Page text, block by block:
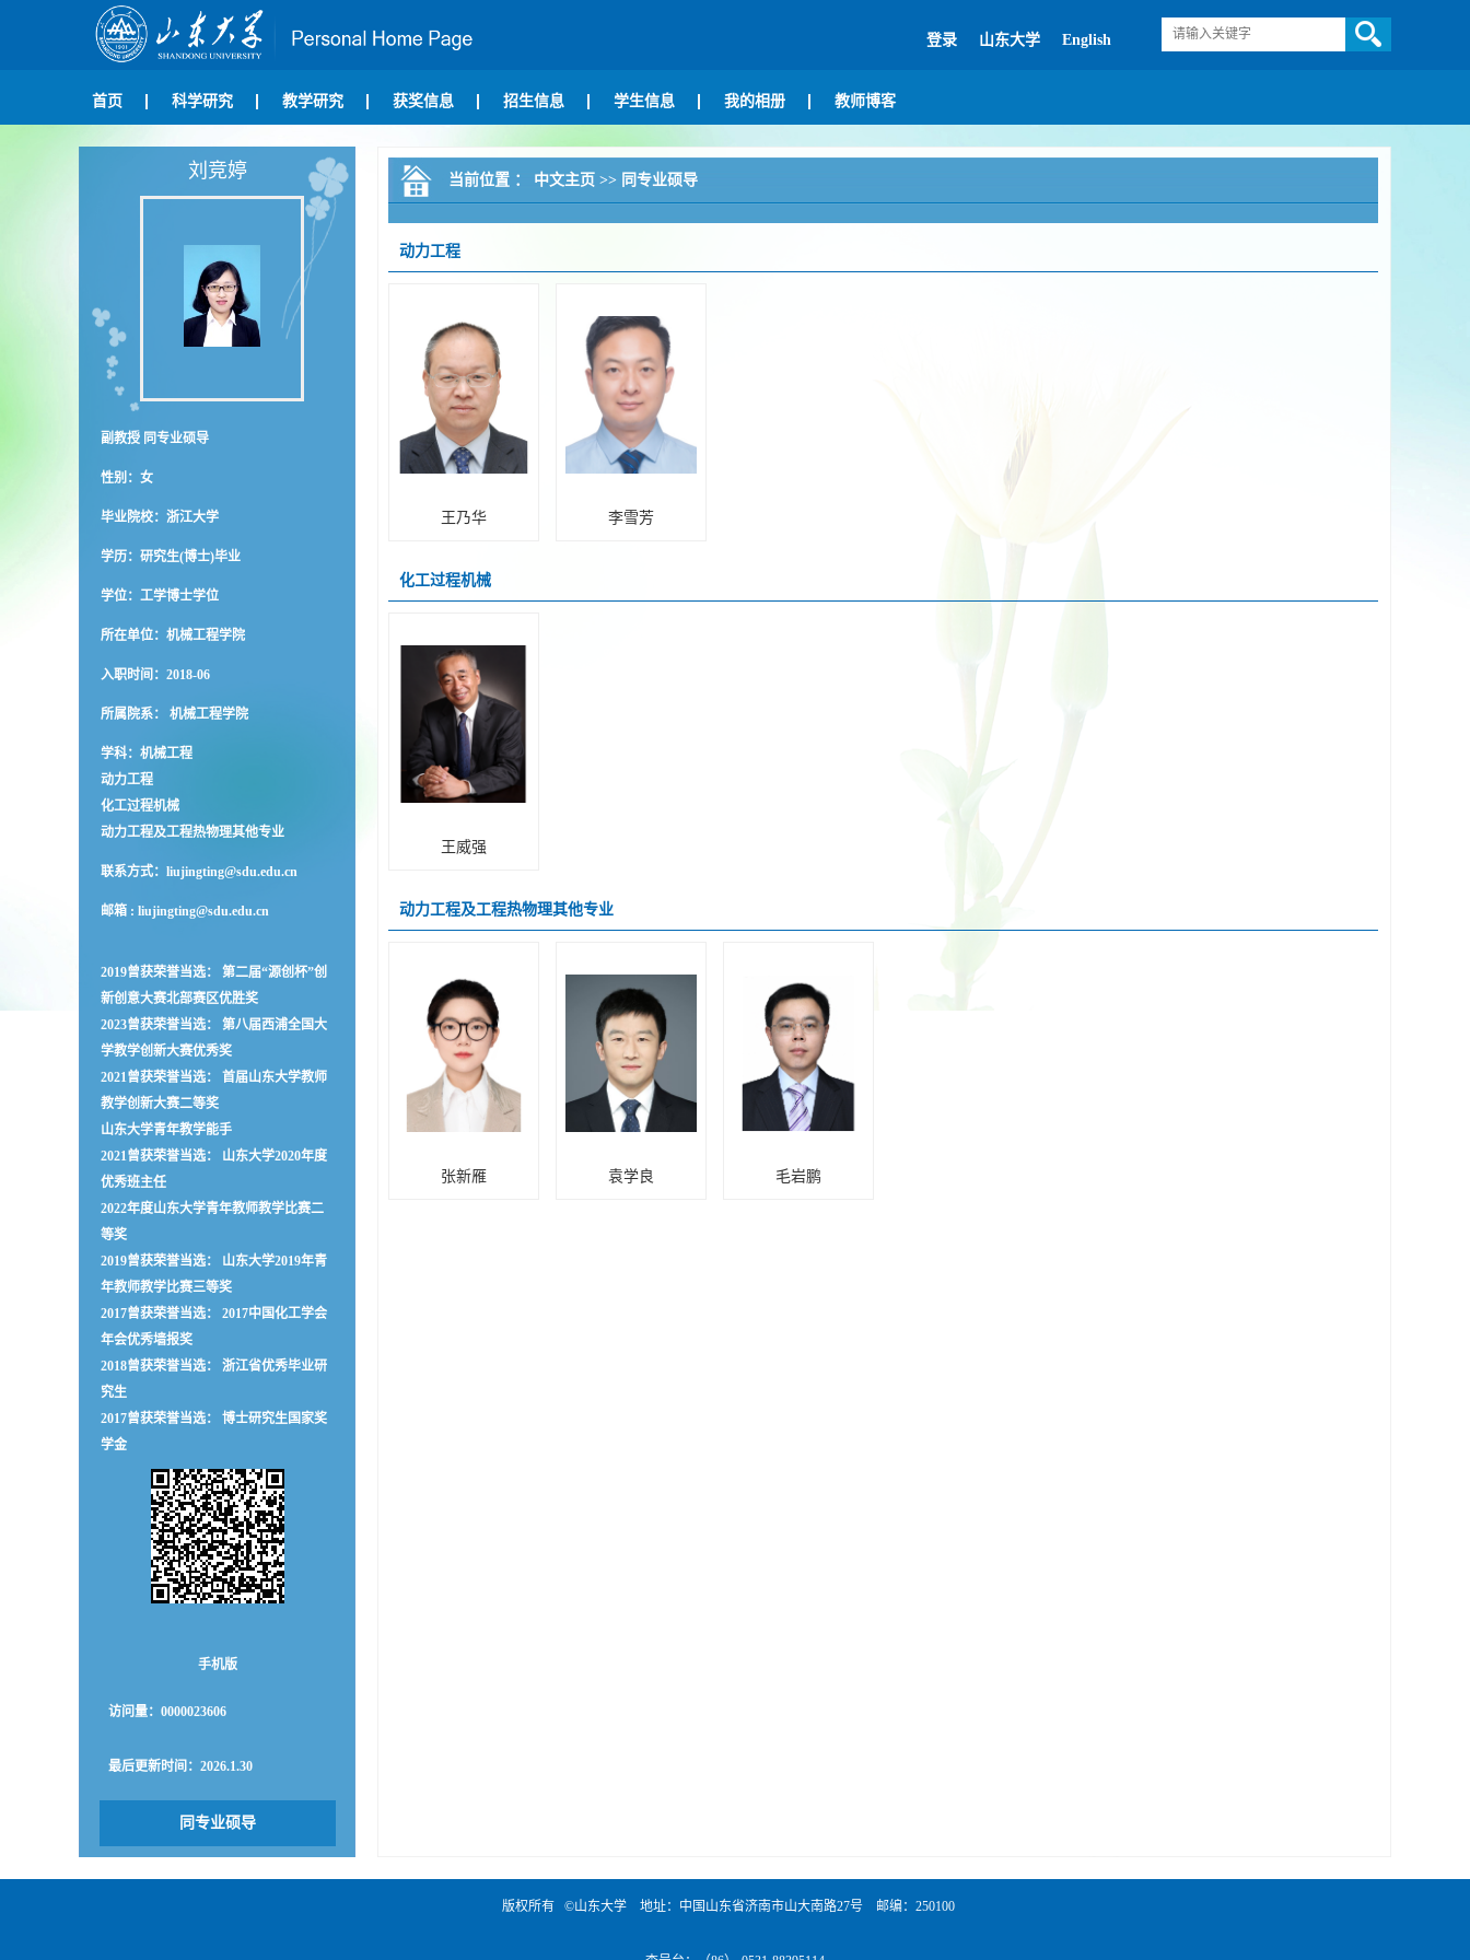
登录 山东大学 English
首页 科学研究 教学研究 获奖信息 招生信息 学生信息 我的相册 教师博客
刘竞婷
副教授 同专业硕导
性别：女
毕业院校：浙江大学
学历：研究生(博士)毕业
学位：工学博士学位
所在单位：机械工程学院
入职时间：2018-06
所属院系： 机械工程学院
学科：机械工程
动力工程
化工过程机械
动力工程及工程热物理其他专业
联系方式： liujingting@sdu.edu.cn
邮箱 : liujingting@sdu.edu.cn
2019曾获荣誉当选： 第二届“源创杯”创
新创意大赛北部赛区优胜奖
2023曾获荣誉当选： 第八届西浦全国大
学教学创新大赛优秀奖
2021曾获荣誉当选： 首届山东大学教师
教学创新大赛二等奖
山东大学青年教学能手
2021曾获荣誉当选： 山东大学2020年度
优秀班主任
2022年度山东大学青年教师教学比赛二
等奖
2019曾获荣誉当选： 山东大学2019年青
年教师教学比赛三等奖
2017曾获荣誉当选： 2017中国化工学会
年会优秀墙报奖
2018曾获荣誉当选： 浙江省优秀毕业研
究生
2017曾获荣誉当选： 博士研究生国家奖
学金
手机版
访问量： 0000023606
最后更新时间： 2026.1.30
同专业硕导
当前位置 ： 中文主页 >> 同专业硕导
动力工程
王乃华 李雪芳
化工过程机械
王威强
动力工程及工程热物理其他专业
张新雁 袁学良 毛岩鹏
版权所有 ©山东大学 地址：中国山东省济南市山大南路27号 邮编：250100